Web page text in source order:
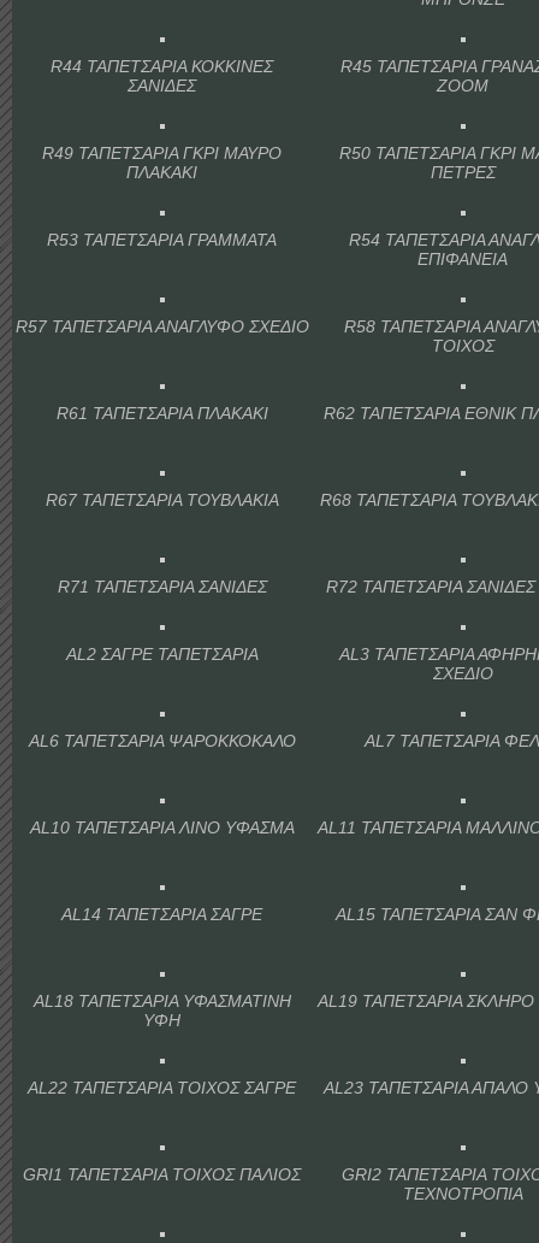
R44 ΤΑΠΕΤΣΑΡΙΑ ΚΟΚΚΙΝΕΣ
ΣΑΝΙΔΕΣ
R45 ΤΑΠΕΤΣΑΡΙΑ
ΖΟΟΜ
R49 ΤΑΠΕΤΣΑΡΙΑ ΓΚΡΙ ΜΑΥΡΟ
ΠΛΑΚΑΚΙ
R50 ΤΑΠΕΤΣΑΡΙΑ ΓΚΡΙ
ΠΕΤΡΕΣ
R53 ΤΑΠΕΤΣΑΡΙΑ ΓΡΑΜΜΑΤΑ
R54 ΤΑΠΕΤΣΑΡΙΑ
ΕΠΙΦΑΝΕΙΑ
R57 ΤΑΠΕΤΣΑΡΙΑ ΑΝΑΓΛΥΦΟ ΣΧΕΔΙΟ
R58 ΤΑΠΕΤΣΑΡΙΑ
ΤΟΙΧΟΣ
R61 ΤΑΠΕΤΣΑΡΙΑ ΠΛΑΚΑΚΙ R62 ΤΑΠΕΤΣΑΡΙΑ ΕΘΝΙΚ
R67 ΤΑΠΕΤΣΑΡΙΑ ΤΟΥΒΛΑΚΙΑ R68 ΤΑΠΕΤΣΑΡΙΑ
R71 ΤΑΠΕΤΣΑΡΙΑ ΣΑΝΙΔΕΣ R72 ΤΑΠΕΤΣΑΡΙΑ
AL2 ΣΑΓΡΕ ΤΑΠΕΤΣΑΡΙΑ
AL3 ΤΑΠΕΤΣΑΡΙΑ
ΣΧΕΔΙΟ
AL6 ΤΑΠΕΤΣΑΡΙΑ ΨΑΡΟΚΚΟΚΑΛΟ AL7 ΤΑΠΕΤΣΑΡΙΑ
AL10 ΤΑΠΕΤΣΑΡΙΑ ΛΙΝΟ ΥΦΑΣΜΑ AL11 ΤΑΠΕΤΣΑΡΙΑ
AL14 ΤΑΠΕΤΣΑΡΙΑ ΣΑΓΡΕ AL15 ΤΑΠΕΤΣΑΡΙΑ ΣΑΝ
AL18 ΤΑΠΕΤΣΑΡΙΑ ΥΦΑΣΜΑΤΙΝΗ
ΥΦΗ
AL19 ΤΑΠΕΤΣΑΡΙΑ
AL22 ΤΑΠΕΤΣΑΡΙΑ ΤΟΙΧΟΣ ΣΑΓΡΕ AL23 ΤΑΠΕΤΣΑΡΙΑ
GRI1 ΤΑΠΕΤΣΑΡΙΑ ΤΟΙΧΟΣ ΠΑΛΙΟΣ
GRI2 ΤΑΠΕΤΣΑΡΙΑ
ΤΕΧΝΟΤΡΟΠΙΑ